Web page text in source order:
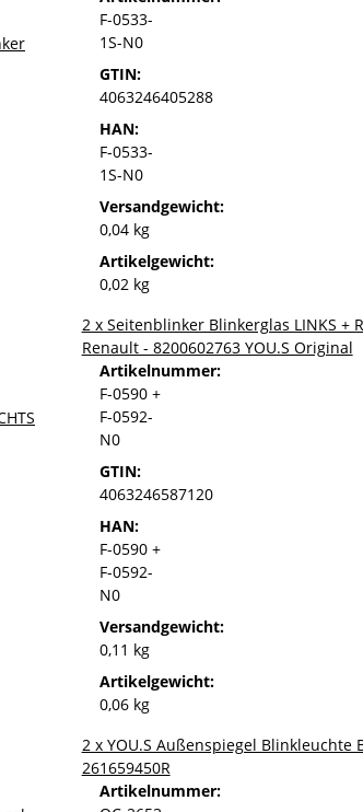
F-0533-
1S-N0
GTIN:
4063246405288
HAN:
F-0533-
1S-N0
Versandgewicht:
0,04 kg
Artikelgewicht:
0,02 kg
2 x Seitenblinker Blinkerglas LINKS +
Renault - 8200602763 YOU.S Original
Artikelnummer:
F-0590 +
F-0592-
N0
GTIN:
4063246587120
HAN:
F-0590 +
F-0592-
N0
Versandgewicht:
0,11 kg
Artikelgewicht:
0,06 kg
2 x YOU.S Außenspiegel Blinkleuchte
261659450R
Artikelnummer: